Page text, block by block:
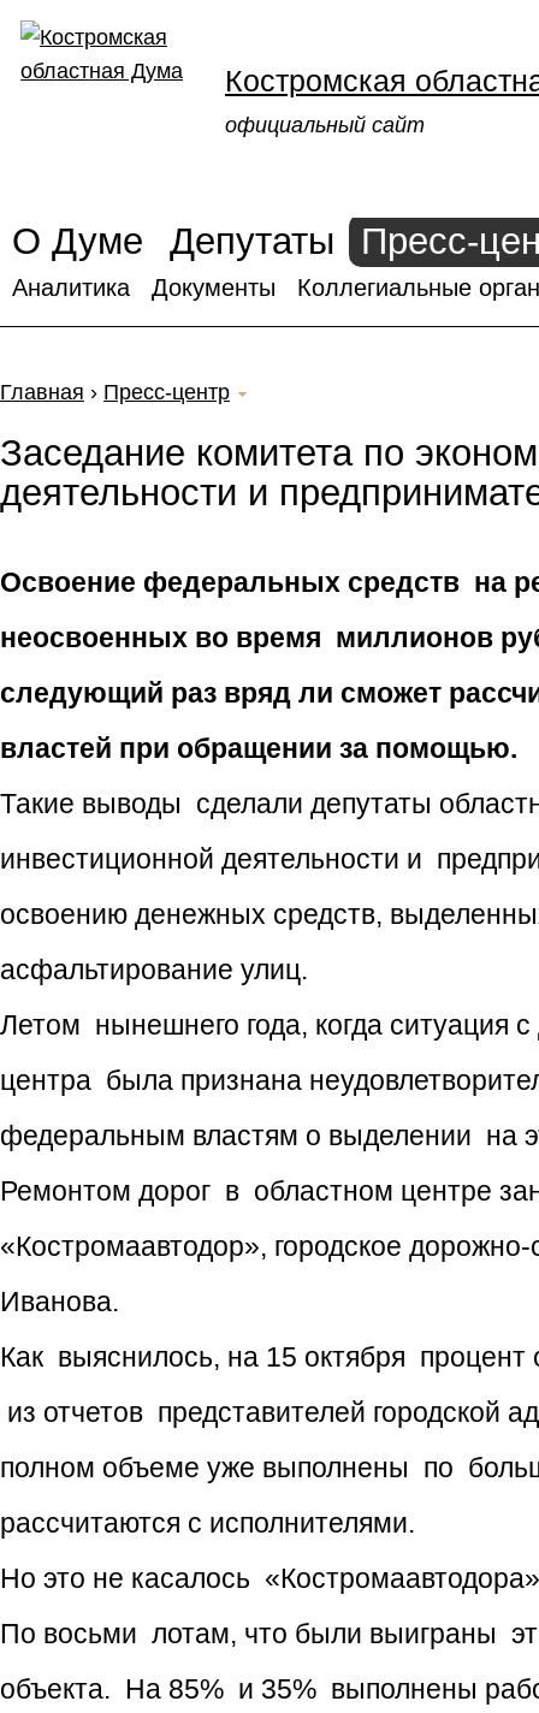
Костромская
официальный сайт
О Думе Депутаты Пресс-
Аналитика Документы Коллегиальные
Главная › Пресс-центр
Заседание комитета по
деятельности и
Освоение федеральных средств на
неосвоенных во время миллионов
следующий раз вряд ли сможет
властей при обращении за помощью.
Такие выводы сделали депутаты
инвестиционной деятельности и
освоению денежных средств,
асфальтирование улиц.
Летом нынешнего года, когда ситуация
центра была признана
федеральным властям о выделении на
Ремонтом дорог в областном центре
«Костромаавтодор», городское
Иванова.
Как выяснилось, на 15 октября
из отчетов представителей городской
полном объеме уже выполнены по
рассчитаются с исполнителями.
Но это не касалось
По восьми лотам, что были выиграны
объекта. На 85% и 35% выполнены